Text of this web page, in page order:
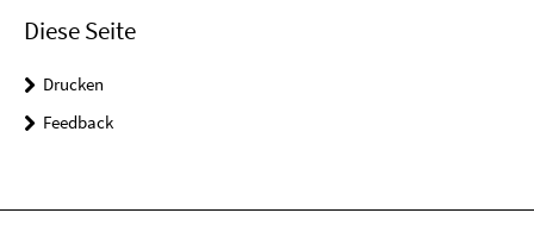
Diese Seite
Drucken
Feedback